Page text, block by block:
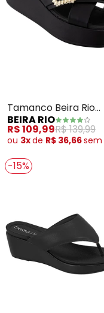
Tamanco Beira Rio
(Preto) em Sintético
BEIRA RIO
R$ 109,99R$ 139,99
ou 3xde R$ 36,66sem
-15%